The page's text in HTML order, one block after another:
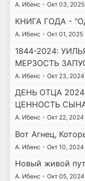
А. Ибенс • Окт 03, 2025
КНИГА ГОДА -
А. Ибенс • Окт 01, 2025
1844-2024:
МЕРЗОСТЬ
А. Ибенс • Окт 23, 2024
ДЕНЬ ОТЦА
ЦЕННОСТЬ
А. Ибенс • Окт 22, 2024
Вот Агнец,
А. Ибенс • Окт 10, 2024
Новый живой
А. Ибенс • Окт 05, 2024